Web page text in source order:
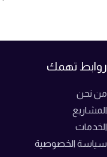
روابط تهمك
من نحن
المشاريع
الخدمات
سياسة الخصوصية